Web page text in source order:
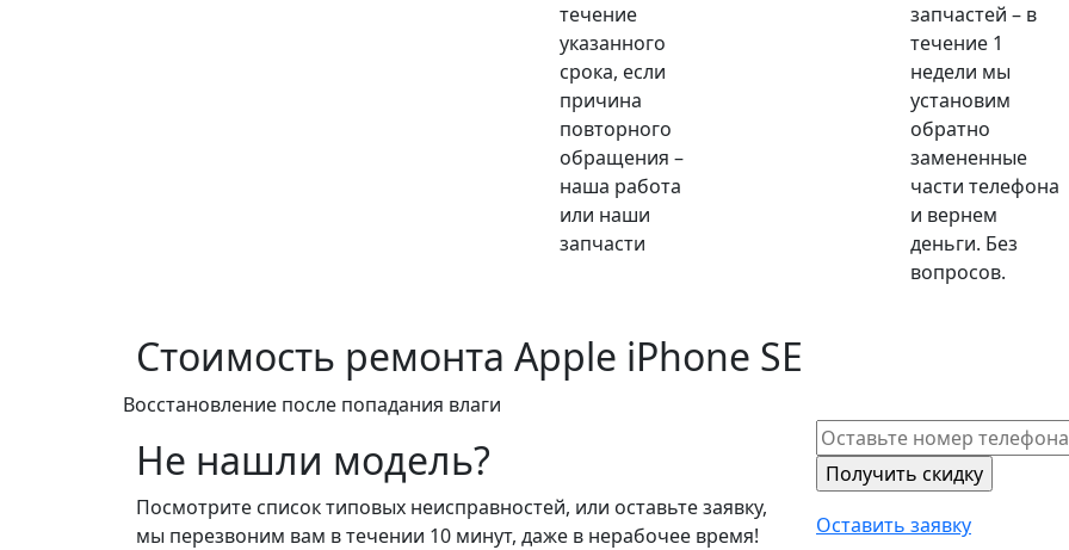
течение
указанного
срока, если
причина
повторного
обращения –
наша работа
или наши
запчасти
запчастей – в
течение 1
недели мы
установим
обратно
замененные
части телефона
и вернем
деньги. Без
вопросов.
Стоимость ремонта Apple iPhone SE
Восстановление после попадания влаги
Не нашли модель?
Посмотрите список типовых неисправностей, или оставьте заявку,
мы перезвоним вам в течении 10 минут, даже в нерабочее время!
Оставить заявку